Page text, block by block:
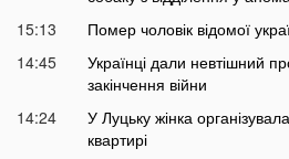
15:13
Помер чоловік відомої
14:45
Українці дали невтішний
закінчення війни
14:24
У Луцьку жінка
квартирі